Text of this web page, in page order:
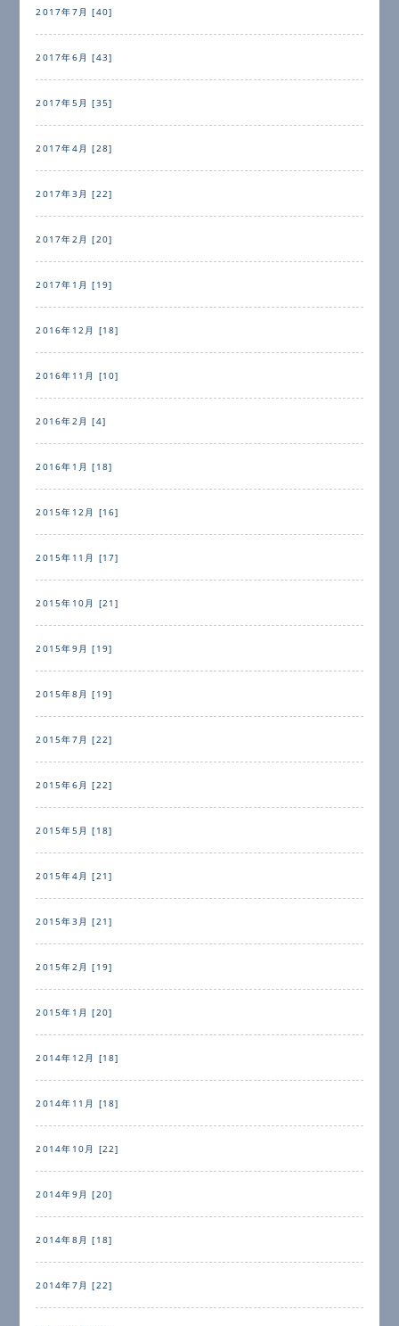
2017年7月 [40]
2017年6月 [43]
2017年5月 [35]
2017年4月 [28]
2017年3月 [22]
2017年2月 [20]
2017年1月 [19]
2016年12月 [18]
2016年11月 [10]
2016年2月 [4]
2016年1月 [18]
2015年12月 [16]
2015年11月 [17]
2015年10月 [21]
2015年9月 [19]
2015年8月 [19]
2015年7月 [22]
2015年6月 [22]
2015年5月 [18]
2015年4月 [21]
2015年3月 [21]
2015年2月 [19]
2015年1月 [20]
2014年12月 [18]
2014年11月 [18]
2014年10月 [22]
2014年9月 [20]
2014年8月 [18]
2014年7月 [22]